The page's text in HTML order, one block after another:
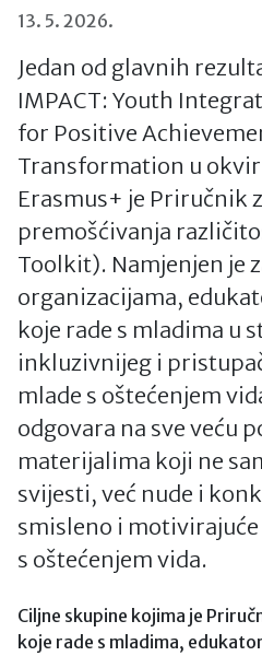
13. 5. 2026.
Jedan od glavnih
IMPACT: Youth
for Positive
Transformation u
Erasmus+ je Priručnik
premošćivanja
Toolkit). Namjenjen je
organizacijama,
koje rade s mladima u
inkluzivnijeg i
mlade s oštećenjem
odgovara na sve veću
materijalima koji ne
svijesti, već nude i
smisleno i
s oštećenjem vida.
Ciljne skupine kojima je
koje rade s mladima,